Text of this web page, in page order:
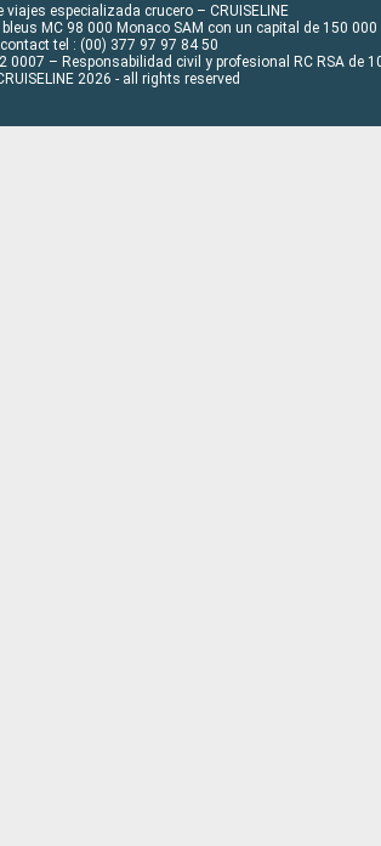
viajes especializada crucero – CRUISELINE
MC 98 000 Monaco SAM con un capital de 150 000
contact tel : (00) 377 97 97 84 50
0007 – Responsabilidad civil y profesional RC RSA de
2026 - all rights reserved